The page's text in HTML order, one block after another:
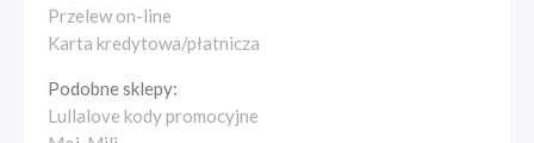
Przelew on-line
Karta kredytowa/płatnicza
Podobne sklepy:
Lullalove kody promocyjne